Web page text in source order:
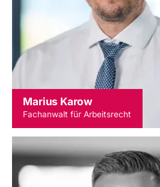
Marius Karow
Fachanwalt für Arbeitsrecht